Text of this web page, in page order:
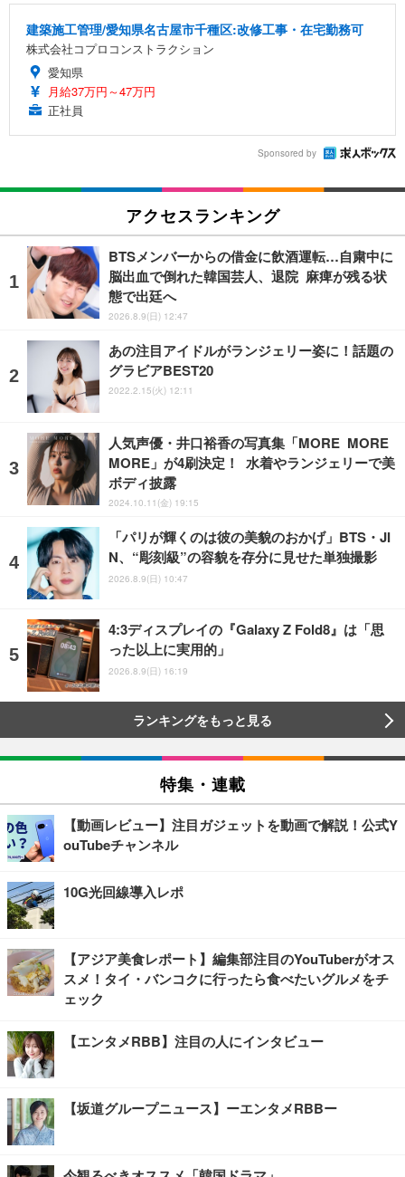
建築施工管理/愛知県名古屋市千種区:改修工事・在宅勤務可
株式会社コプロコンストラクション
愛知県
月給37万円～47万円
正社員
Sponsored by
アクセスランキング
BTSメンバーからの借金に飲酒運転…自粛中に
脳出血で倒れた韓国芸人、退院 麻痺が残る状
態で出廷へ
2026.8.9(日) 12:47
あの注目アイドルがランジェリー姿に！話題の
グラビアBEST20
2022.2.15(火) 12:11
人気声優・井口裕香の写真集「MORE MORE
MORE」が4刷決定！ 水着やランジェリーで美
ボディ披露
2024.10.11(金) 19:15
「パリが輝くのは彼の美貌のおかげ」BTS・JI
N、“彫刻級”の容貌を存分に見せた単独撮影
2026.8.9(日) 10:47
4:3ディスプレイの『Galaxy Z Fold8』は「思
った以上に実用的」
2026.8.9(日) 16:19
ランキングをもっと見る
特集・連載
【動画レビュー】注目ガジェットを動画で解説！公式Y
ouTubeチャンネル
10G光回線導入レポ
【アジア美食レポート】編集部注目のYouTuberがオス
スメ！タイ・バンコクに行ったら食べたいグルメをチ
ェック
【エンタメRBB】注目の人にインタビュー
【坂道グループニュース】ーエンタメRBBー